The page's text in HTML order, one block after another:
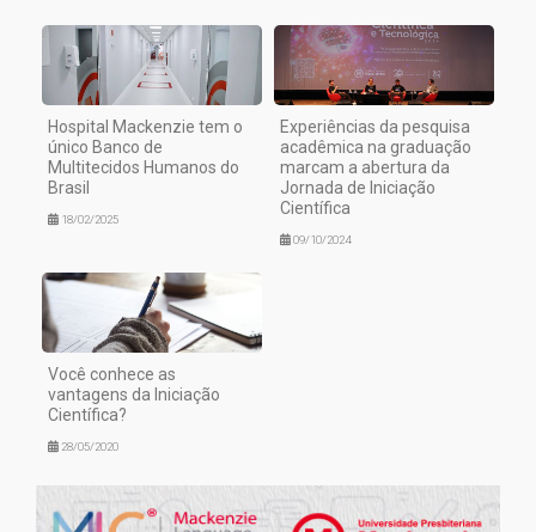
Hospital Mackenzie tem o
único Banco de
Multitecidos Humanos do
Brasil
18/02/2025
Experiências da pesquisa
acadêmica na graduação
marcam a abertura da
Jornada de Iniciação
Científica
09/10/2024
Você conhece as
vantagens da Iniciação
Científica?
28/05/2020